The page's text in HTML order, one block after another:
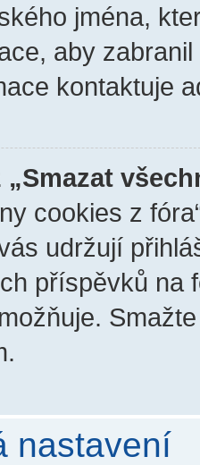
jména,
aby
kontaktuje
„Smazat
cookies z
udržují
příspěvků na
nastavení